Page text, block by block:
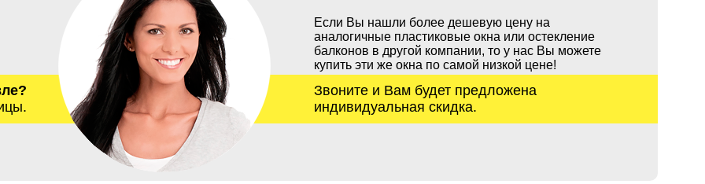
Если Вы нашли более дешевую цену на
аналогичные пластиковые окна или остекление
балконов в другой компании, то у нас Вы можете
купить эти же окна по самой низкой цене!
Звоните и Вам будет предложена
индивидуальная скидка.